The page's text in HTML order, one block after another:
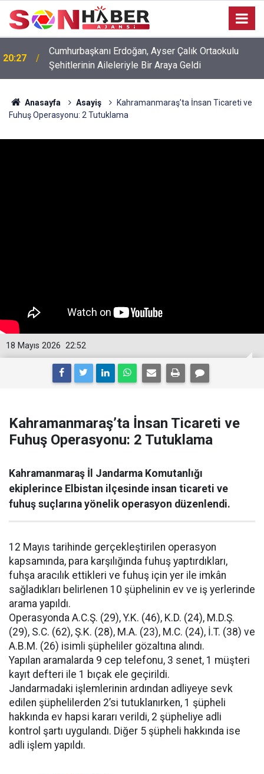
20:17 Ağustos Fuarı’nda Unutulmaz Dedublüman Gecesi
Anasayfa Asayiş
Kahramanmaraş’ta İnsan Ticareti ve
Fuhuş Operasyonu: 2 Tutuklama
22:52
18 Mayıs 2026
Kahramanmaraş’ta İnsan Ticareti ve
Fuhuş Operasyonu: 2 Tutuklama
Kahramanmaraş İl Jandarma Komutanlığı
ekiplerince Elbistan ilçesinde insan ticareti ve
fuhuş suçlarına yönelik operasyon düzenlendi.
12 Mayıs tarihinde gerçekleştirilen operasyon
kapsamında, para karşılığında fuhuş yaptırdıkları,
fuhşa aracılık ettikleri ve fuhuş için yer ile imkân
sağladıkları belirlenen 10 şüphelinin ev ve iş yerlerinde
arama yapıldı.
Operasyonda A.C.Ş. (29), Y.K. (46), K.D. (24), M.D.Ş.
(29), S.C. (62), Ş.K. (28), M.A. (23), M.C. (24), İ.T. (38) ve
A.B.M. (26) isimli şüpheliler gözaltına alındı.
Yapılan aramalarda 9 cep telefonu, 3 senet, 1 müşteri
kayıt defteri ile 1 bıçak ele geçirildi.
Jandarmadaki işlemlerinin ardından adliyeye sevk
edilen şüphelilerden 2’si tutuklanırken, 1 şüpheli
hakkında ev hapsi kararı verildi, 2 şüpheliye adli
kontrol şartı uygulandı. Diğer 5 şüpheli hakkında ise
adli işlem yapıldı.